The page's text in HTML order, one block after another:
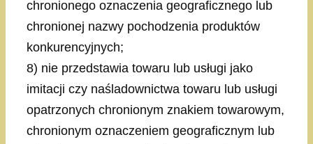
chronionego oznaczenia geograficznego lub
chronionej nazwy pochodzenia produktów
konkurencyjnych;
8) nie przedstawia towaru lub usługi jako
imitacji czy naśladownictwa towaru lub usługi
opatrzonych chronionym znakiem towarowym,
chronionym oznaczeniem geograficznym lub